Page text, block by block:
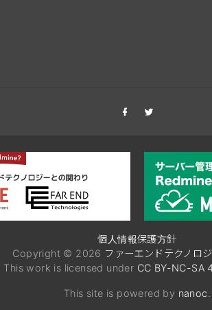
個人情報保護方針
Copyright © 2026 ファーエンドテクノロ
This work is licensed under CC BY-NC-SA
This site is powered by nanoc